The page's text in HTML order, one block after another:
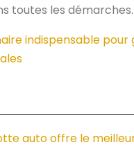
toutes les démarches.
indispensable pour
auto offre le